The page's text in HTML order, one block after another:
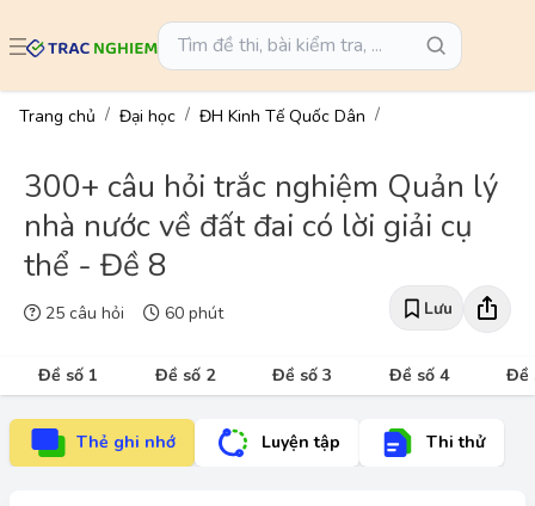
Trang chủ Đại học ĐH Kinh Tế Quốc Dân
300+ câu hỏi trắc nghiệm Quản lý
nhà nước về đất đai có lời giải cụ
thể - Đề 8
25 câu hỏi 60 phút Lưu
Đề số 1 Đề số 2 Đề số 3 Đề số 4 Đề
Thẻ ghi nhớ Luyện tập Thi thử